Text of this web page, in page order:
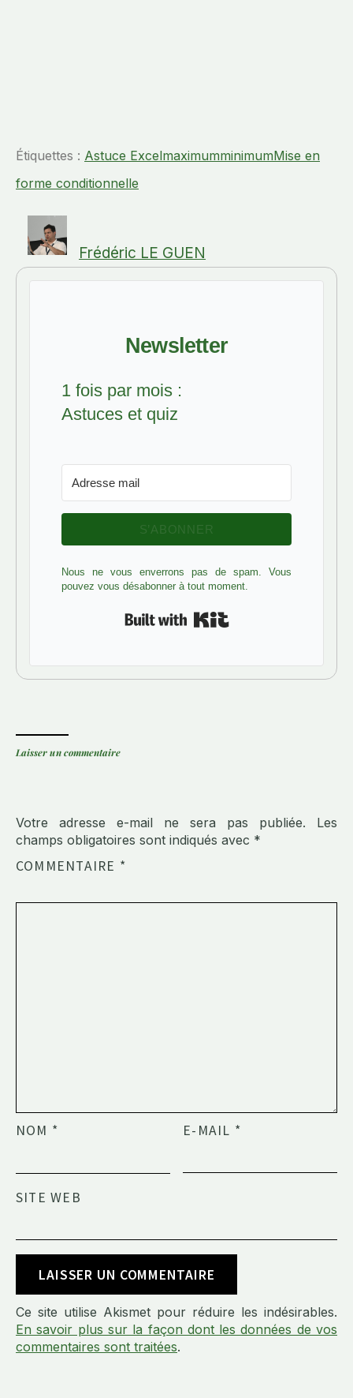
Étiquettes : Astuce ExcelmaximumminimumMise en
forme conditionnelle
Frédéric LE GUEN
Newsletter
1 fois par mois :
Astuces et quiz
S’ABONNER
Nous ne vous enverrons pas de spam. Vous
pouvez vous désabonner à tout moment.
Built with Kit
Laisser un commentaire
Votre adresse e-mail ne sera pas publiée.
Les
champs obligatoires sont indiqués avec *
COMMENTAIRE *
NOM * E-MAIL *
SITE WEB
Ce site utilise Akismet pour réduire les indésirables.
En savoir plus sur la façon dont les données de vos
commentaires sont traitées.